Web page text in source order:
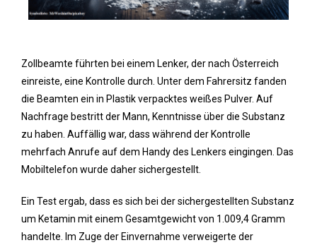
Zollbeamte führten bei einem Lenker, der nach Österreich
einreiste, eine Kontrolle durch. Unter dem Fahrersitz fanden
die Beamten ein in Plastik verpacktes weißes Pulver. Auf
Nachfrage bestritt der Mann, Kenntnisse über die Substanz
zu haben. Auffällig war, dass während der Kontrolle
mehrfach Anrufe auf dem Handy des Lenkers eingingen. Das
Mobiltelefon wurde daher sichergestellt.
Ein Test ergab, dass es sich bei der sichergestellten Substanz
um Ketamin mit einem Gesamtgewicht von 1.009,4 Gramm
handelte. Im Zuge der Einvernahme verweigerte der